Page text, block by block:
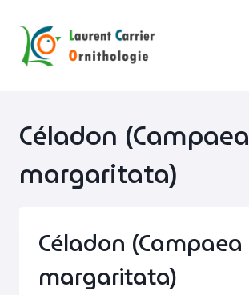
contenu
Céladon (Campaea
margaritata)
Céladon (Campaea
margaritata)